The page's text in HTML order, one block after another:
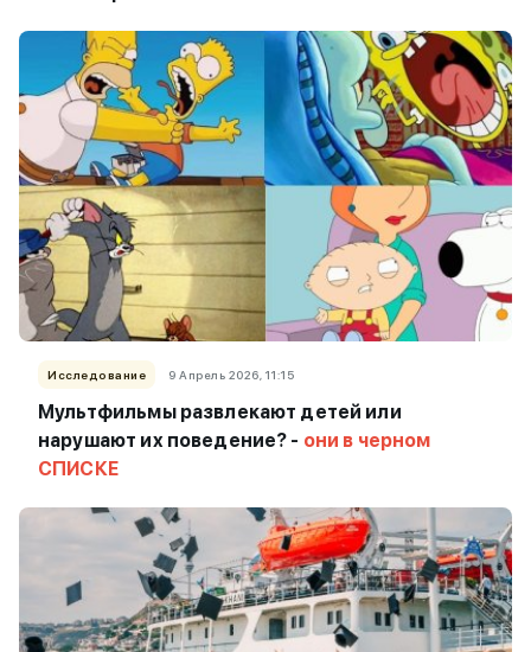
Исследование 9 Апрель 2026, 11:15
Мультфильмы развлекают детей или
нарушают их поведение? - они в черном
СПИСКЕ